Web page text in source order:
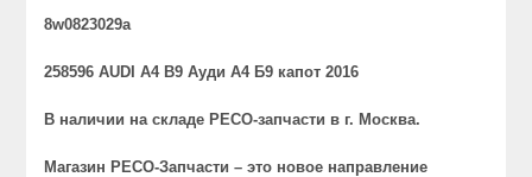
8w0823029a
258596 AUDI A4 B9 Ауди А4 Б9 капот 2016
В наличии на складе РЕСО-запчасти в г. Москва.
Магазин РЕСО-Запчасти – это новое направление